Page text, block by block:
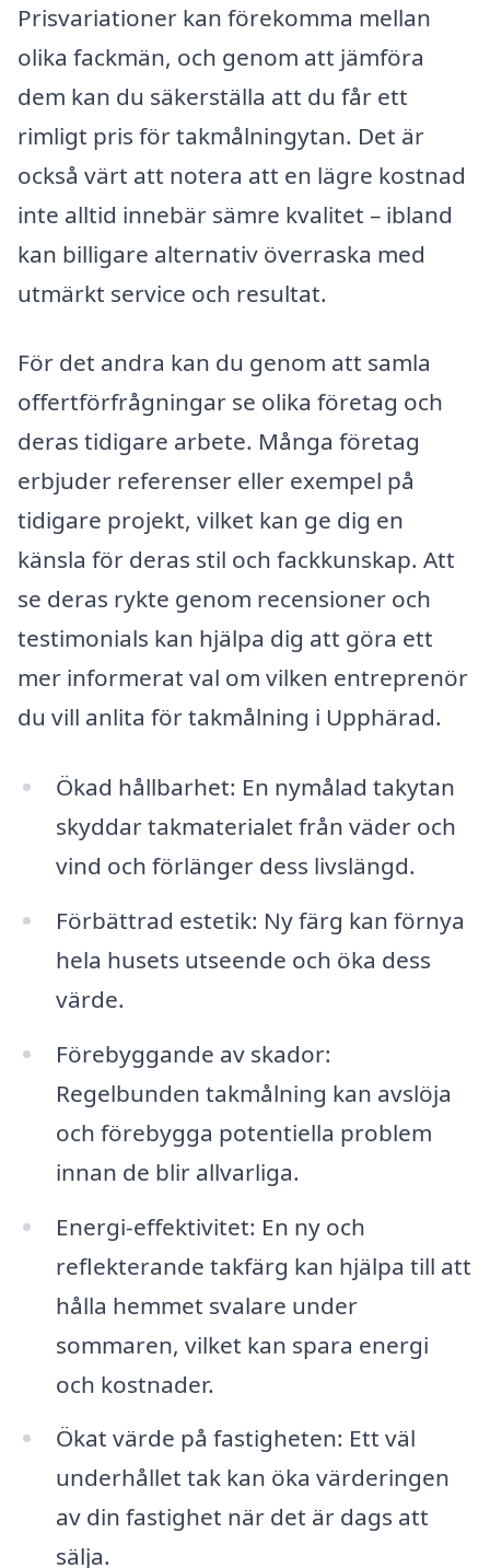
Prisvariationer kan förekomma mellan
olika fackmän, och genom att jämföra
dem kan du säkerställa att du får ett
rimligt pris för takmålningytan. Det är
också värt att notera att en lägre kostnad
inte alltid innebär sämre kvalitet – ibland
kan billigare alternativ överraska med
utmärkt service och resultat.
För det andra kan du genom att samla
offertförfrågningar se olika företag och
deras tidigare arbete. Många företag
erbjuder referenser eller exempel på
tidigare projekt, vilket kan ge dig en
känsla för deras stil och fackkunskap. Att
se deras rykte genom recensioner och
testimonials kan hjälpa dig att göra ett
mer informerat val om vilken entreprenör
du vill anlita för takmålning i Upphärad.
Ökad hållbarhet: En nymålad takytan
skyddar takmaterialet från väder och
vind och förlänger dess livslängd.
Förbättrad estetik: Ny färg kan förnya
hela husets utseende och öka dess
värde.
Förebyggande av skador:
Regelbunden takmålning kan avslöja
och förebygga potentiella problem
innan de blir allvarliga.
Energi-effektivitet: En ny och
reflekterande takfärg kan hjälpa till att
hålla hemmet svalare under
sommaren, vilket kan spara energi
och kostnader.
Ökat värde på fastigheten: Ett väl
underhållet tak kan öka värderingen
av din fastighet när det är dags att
sälja.